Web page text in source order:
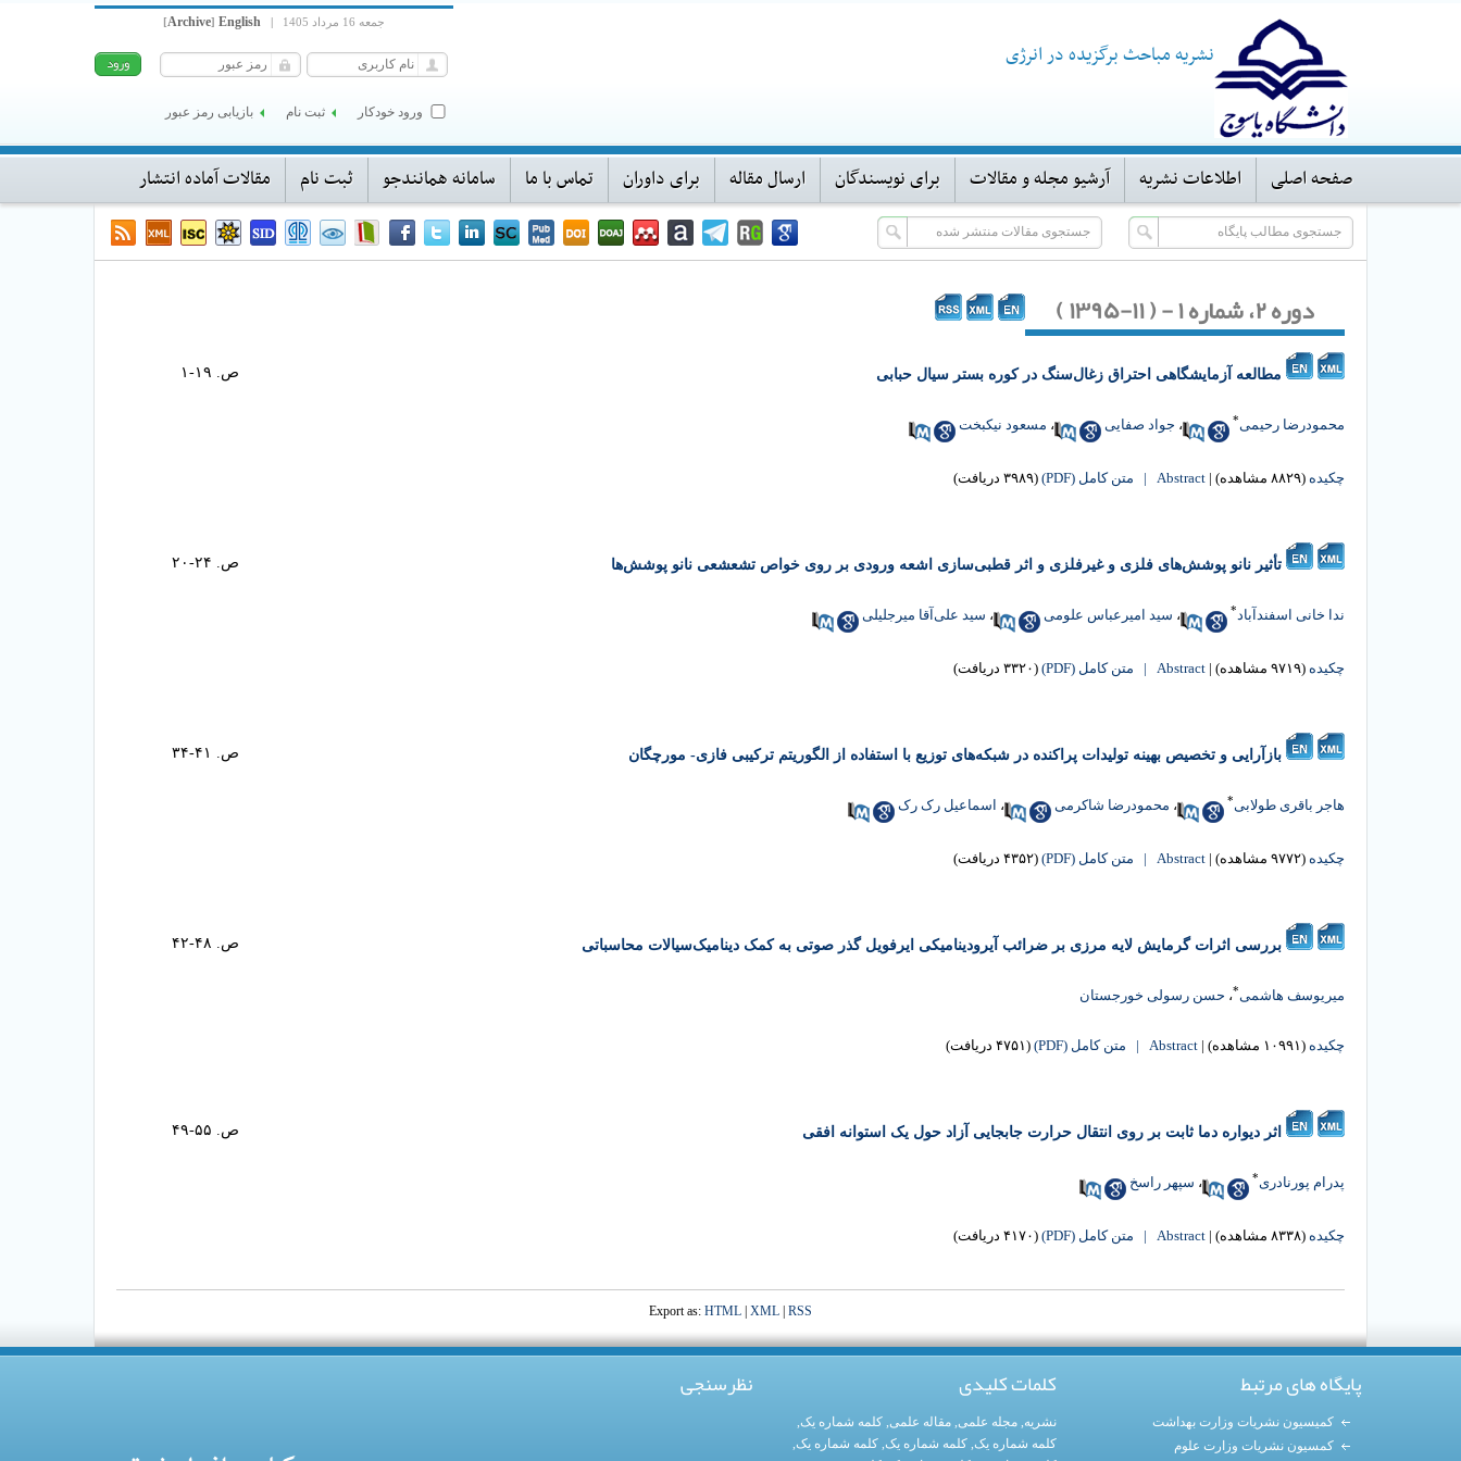
نشریه مباحث برگزیده در انرژی
جمعه 16 مرداد 1405 |
English
[Archive]
ورود خودکار ثبت نام بازیابی رمز عبور
صفحه اصلی اطلاعات نشریه آرشیو مجله و مقالات برای نویسندگان ارسال مقاله برای داوران تماس با ما سامانه همانندجو ثبت نام مقالات آماده انتشار
دوره ۲، شماره ۱ - ( ۱۱-۱۳۹۵ )
مطالعه آزمایشگاهی احتراق زغال‌سنگ در کوره بستر سیال حبابی ص. ۱۹-۱
محمودرضا رحیمی* ، جواد صفایی ، مسعود نیکبخت
چکیده (۸۸۲۹ مشاهده) |
Abstract | متن کامل (PDF) (۳۹۸۹ دریافت)
تأثیر نانو پوشش‌های فلزی و غیرفلزی و اثر قطبی‌سازی اشعه ورودی بر روی خواص تشعشعی نانو پوشش‌ها ص. ۲۴-۲۰
ندا خانی اسفندآباد* ، سید امیرعباس علومی ، سید علی‌آقا میرجلیلی
چکیده (۹۷۱۹ مشاهده) |
Abstract | متن کامل (PDF) (۳۳۲۰ دریافت)
بازآرایی و تخصیص بهینه تولیدات پراکنده در شبکه‌های توزیع با استفاده از الگوریتم ترکیبی فازی- مورچگان ص. ۴۱-۳۴
هاجر باقری طولابی* ، محمودرضا شاکرمی ، اسماعیل رک رک
چکیده (۹۷۷۲ مشاهده) |
Abstract | متن کامل (PDF) (۴۳۵۲ دریافت)
بررسی اثرات گرمایش لایه مرزی بر ضرائب آیرودینامیکی ایرفویل گذر صوتی به کمک دینامیک‌سیالات محاسباتی ص. ۴۸-۴۲
میریوسف هاشمی*، حسن رسولی خورجستان
چکیده (۱۰۹۹۱ مشاهده) |
Abstract | متن کامل (PDF) (۴۷۵۱ دریافت)
اثر دیواره دما ثابت بر روی انتقال حرارت جابجایی آزاد حول یک استوانه افقی ص. ۵۵-۴۹
پدرام پورنادری* ، سپهر راسخ
چکیده (۸۳۳۸ مشاهده) |
Abstract | متن کامل (PDF) (۴۱۷۰ دریافت)
Export as: HTML XML RSS
پایگاه های مرتبط
کمیسیون نشریات وزارت بهداشت
کمسیون نشریات وزارت علوم
کلمات کلیدی
نشریه, مجله علمی, مقاله علمی, کلمه شماره یک,
کلمه شماره یک, کلمه شماره یک, کلمه شماره یک,
نظرسنجی